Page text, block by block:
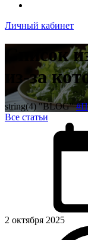
Личный кабинет
Список
из-за
string(4) "BLOG"
Все статьи
2 октября 2025